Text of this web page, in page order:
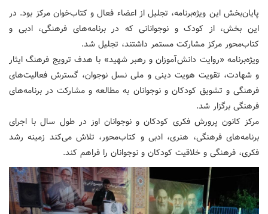
پایان‌بخش این ویژه‌برنامه، تجلیل از اعضاء فعال و کتاب‌خوان مرکز بود. در
این بخش، از کودک و نوجوانانی که در برنامه‌های فرهنگی، ادبی و
کتاب‌محور مرکز مشارکت مستمر داشتند، تجلیل شد.
ویژه‌برنامه «روایت دانش‌آموزان و رهبر شهید» با هدف ترویج فرهنگ ایثار
و شهادت، تقویت هویت دینی و ملی نسل نوجوان، گسترش فعالیت‌های
فرهنگی و تشویق کودکان و نوجوانان به مطالعه و مشارکت در برنامه‌های
فرهنگی برگزار شد.
مرکز کانون پرورش فکری کودکان و نوجوانان اوز در طول سال با اجرای
برنامه‌های فرهنگی، هنری، ادبی و کتاب‌محور، تلاش می‌کند زمینه رشد
فکری، فرهنگی و خلاقیت کودکان و نوجوانان را فراهم کند.